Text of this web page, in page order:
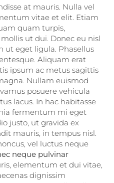
at mauris. Nulla vel
vitae et elit. Etiam
quam turpis,
ut dui. Donec eu nisl
ut eget ligula. Phasellus
Aliquam erat
ipsum ac metus sagittis
Nullam euismod
posuere vehicula
lacus. In hac habitasse
fermentum mi eget
justo, ut gravida ex
mauris, in tempus nisl.
vel luctus neque
neque pulvinar
elementum et dui vitae,
dignissim